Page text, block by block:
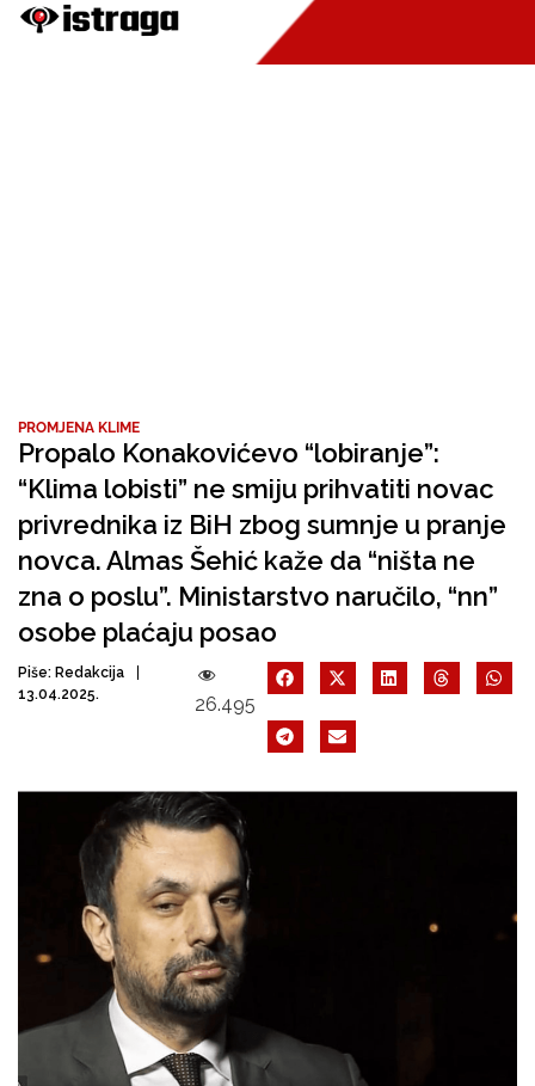
PROMJENA KLIME
Propalo Konakovićevo “lobiranje”:
“Klima lobisti” ne smiju prihvatiti novac
privrednika iz BiH zbog sumnje u pranje
novca. Almas Šehić kaže da “ništa ne
zna o poslu”. Ministarstvo naručilo, “nn”
osobe plaćaju posao
Piše: Redakcija
13.04.2025.
26.495